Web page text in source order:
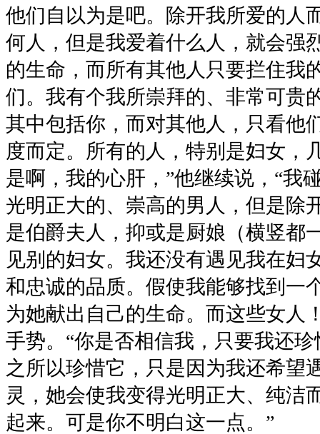
他们自以为是吧。除开我所爱的人
何人，但是我爱着什么人，就会强
的生命，而所有其他人只要拦住我
们。我有个我所崇拜的、非常可贵
其中包括你，而对其他人，只看他
度而定。所有的人，特别是妇女，
是啊，我的心肝，”他继续说，“我
光明正大的、崇高的男人，但是
是伯爵夫人，抑或是厨娘（横竖
见别的妇女。我还没有遇见我在妇
和忠诚的品质。假使我能够找到一
为她献出自己的生命。而这些女
手势。“你是否相信我，只要我还
之所以珍惜它，只是因为我还希望
灵，她会使我变得光明正大、纯洁
起来。可是你不明白这一点。”